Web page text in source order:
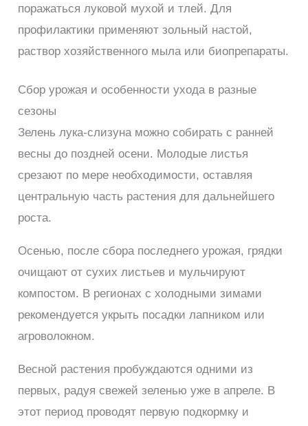
поражаться луковой мухой и тлей. Для
профилактики применяют зольный настой,
раствор хозяйственного мыла или биопрепараты.
Сбор урожая и особенности ухода в разные
сезоны
Зелень лука-слизуна можно собирать с ранней
весны до поздней осени. Молодые листья
срезают по мере необходимости, оставляя
центральную часть растения для дальнейшего
роста.
Осенью, после сбора последнего урожая, грядки
очищают от сухих листьев и мульчируют
компостом. В регионах с холодными зимами
рекомендуется укрыть посадки лапником или
агроволокном.
Весной растения пробуждаются одними из
первых, радуя свежей зеленью уже в апреле. В
этот период проводят первую подкормку и